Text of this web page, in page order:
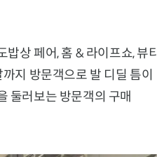
상 페어, 홈 & 라이프쇼, 뷰티
지 방문객으로 발 디딜 틈이
둘러보는 방문객의 구매